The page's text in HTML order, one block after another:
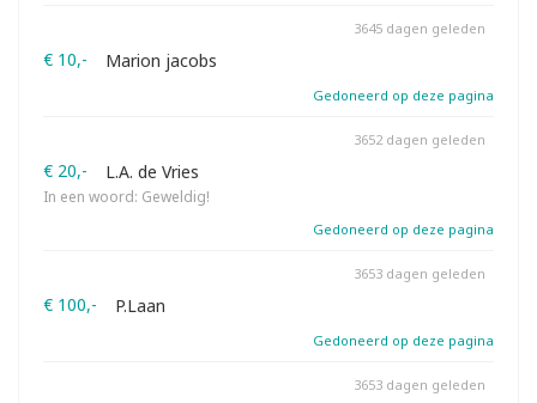
€ 10,- Marion jacobs
3645 dagen geleden
Gedoneerd op deze pagina
€ 20,- L.A. de Vries
In een woord: Geweldig!
3652 dagen geleden
Gedoneerd op deze pagina
€ 100,- P.Laan
3653 dagen geleden
Gedoneerd op deze pagina
3653 dagen geleden